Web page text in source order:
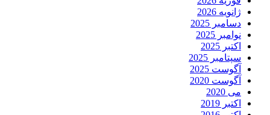
ژانویه 2026
دسامبر 2025
نوامبر 2025
اکتبر 2025
سپتامبر 2025
آگوست 2025
آگوست 2020
می 2020
اکتبر 2019